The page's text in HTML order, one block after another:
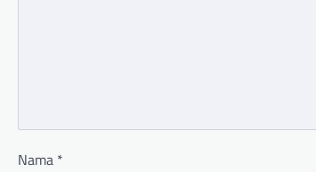
Nama *